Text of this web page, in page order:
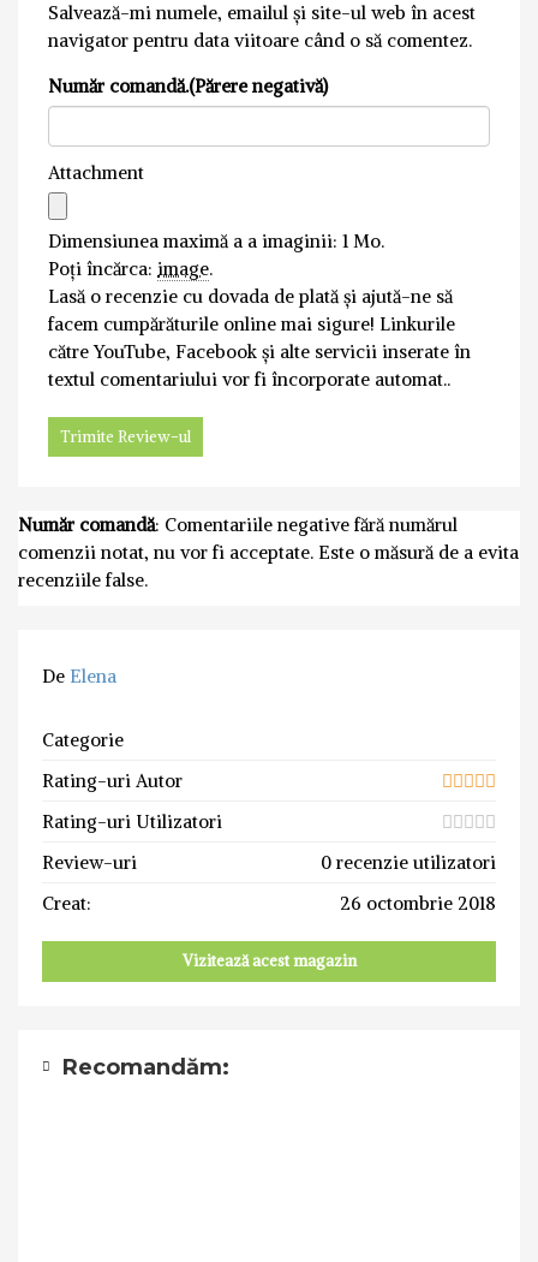
Salvează-mi numele, emailul și site-ul web în acest
navigator pentru data viitoare când o să comentez.
Număr comandă.(Părere negativă)
Attachment
Dimensiunea maximă a a imaginii: 1 Mo.
Poți încărca: image.
Lasă o recenzie cu dovada de plată și ajută-ne să
facem cumpărăturile online mai sigure! Linkurile
către YouTube, Facebook și alte servicii inserate în
textul comentariului vor fi încorporate automat..
Număr comandă: Comentariile negative fără numărul
comenzii notat, nu vor fi acceptate. Este o măsură de a evita
recenziile false.
De Elena
Categorie
Rating-uri Autor
Rating-uri Utilizatori
Review-uri
0 recenzie utilizatori
Creat:
26 octombrie 2018
Vizitează acest magazin
Recomandăm: